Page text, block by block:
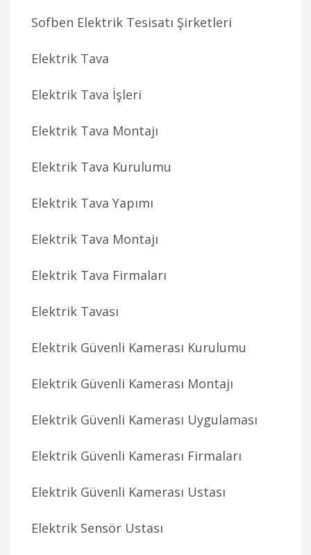
Sofben Elektrik Tesisatı Şirketleri
Elektrik Tava
Elektrik Tava İşleri
Elektrik Tava Montajı
Elektrik Tava Kurulumu
Elektrik Tava Yapımı
Elektrik Tava Montajı
Elektrik Tava Firmaları
Elektrik Tavası
Elektrik Güvenli Kamerası Kurulumu
Elektrik Güvenli Kamerası Montajı
Elektrik Güvenli Kamerası Uygulaması
Elektrik Güvenli Kamerası Firmaları
Elektrik Güvenli Kamerası Ustası
Elektrik Sensör Ustası